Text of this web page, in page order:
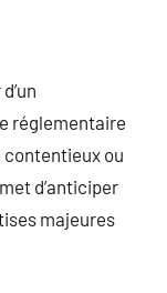
réglementaire
contentieux ou
d’anticiper
majeures